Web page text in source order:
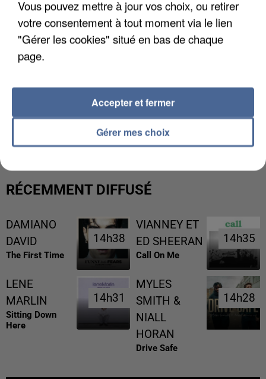
L’UN DES FONDATEURS SUPPOSÉS DE LA DZ
MAFIA INTERPELLÉ EN ALGÉRIE
RÉCEMMENT DIFFUSÉ
DAMIANO
DAVID
The First Time
14h38
14h38
VIANNEY ET
ED SHEERAN
Call On Me
14h35
14h35
LENE
MARLIN
Sitting Down
Here
14h31
14h31
MYLES
SMITH &
NIALL
HORAN
Drive Safe
14h28
14h28
Vous pouvez mettre à jour vos choix, ou retirer
votre consentement à tout moment via le lien
"Gérer les cookies" situé en bas de chaque
page.
Gérer mes choix
Accepter et fermer